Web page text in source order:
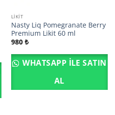
LIKIT
Nasty Liq Pomegranate Berry
Premium Likit 60 ml
980 ₺
WHATSAPP ILE SATIN
AL